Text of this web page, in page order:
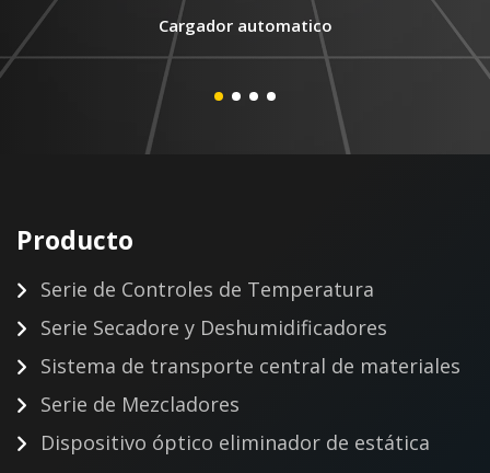
Cargador automatico
Producto
Serie de Controles de Temperatura
Serie Secadore y Deshumidificadores
Sistema de transporte central de materiales
Serie de Mezcladores
Dispositivo óptico eliminador de estática